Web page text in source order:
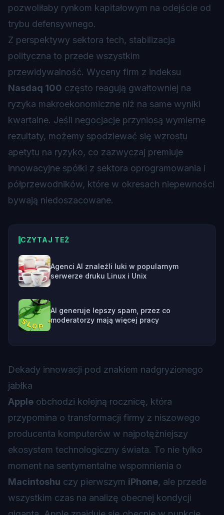
pozwoliłaby rynkom kapitałowym na odejście od
trybu defensywnego.
Z perspektywy sektora tech, stabilizacja
polityczna to przede wszystkim
przewidywalność. Wyceny firm z indeksu
Nasdaq 100 często reagują gwałtowniej na
ryzyka makroekonomiczne niż na same wyniki
kwartalne. Jeśli negocjacje przyniosą wymierne
rezultaty, możemy spodziewać się wzrostu
apetytu na ryzyko, co zazwyczaj premiuje
innowacyjne spółki z sektora oprogramowania i
półprzewodników, które w okresach niepewności
bywają niedoszacowane.
CZYTAJ TEŻ
Agenci AI znaleźli luki w popularnym
serwerze druku Linux i Unix
AI generuje lepszy spam, przez co
moderatorzy mają więcej pracy
Dekady innowacji pod znakiem nadgryzionego
jabłka
Apple obchodzi kolejną rocznicę, która
przypomina o transformacji firmy z niszowego
producenta komputerów w najpotężniejszy
ekosystem technologiczny świata. To nie tylko
moment na sentymentalne wspomnienia o
Macintoshu czy pierwszym iPhone, ale przede
wszystkim czas na analizę obecnej kondycji